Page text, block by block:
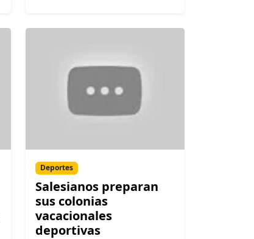
Deportes
Salesianos preparan
sus colonias
vacacionales
deportivas